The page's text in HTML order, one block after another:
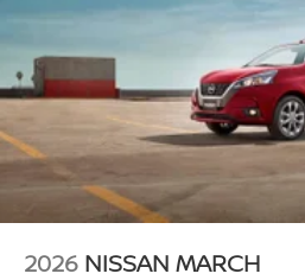
2026 NISSAN MARCH